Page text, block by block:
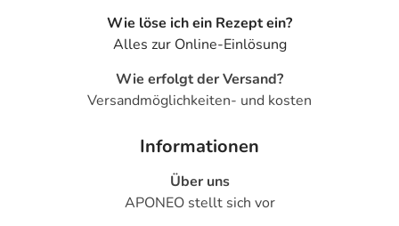
Wie löse ich ein Rezept ein?
Alles zur Online-Einlösung
Wie erfolgt der Versand?
Versandmöglichkeiten- und kosten
Informationen
Über uns
APONEO stellt sich vor